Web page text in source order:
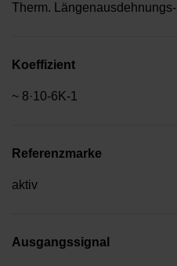
Therm. Längenausdehnungs-
Koeffizient
~ 8·10-6K-1
Referenzmarke
aktiv
Ausgangssignal